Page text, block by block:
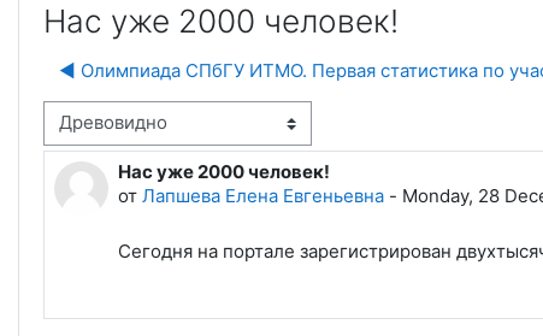
Нас уже 2000 человек!
◀︎ Олимпиада СПбГУ ИТМО. Первая статистика по
отображения
Нас уже 2000 человек!
от Лапшева Елена Евгеньевна - Monday, 28
Количество ответов: 0
Сегодня на портале зарегистрирован